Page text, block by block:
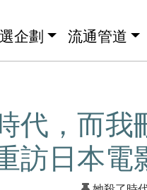
企劃 流通管道
代，而我
訪日本電